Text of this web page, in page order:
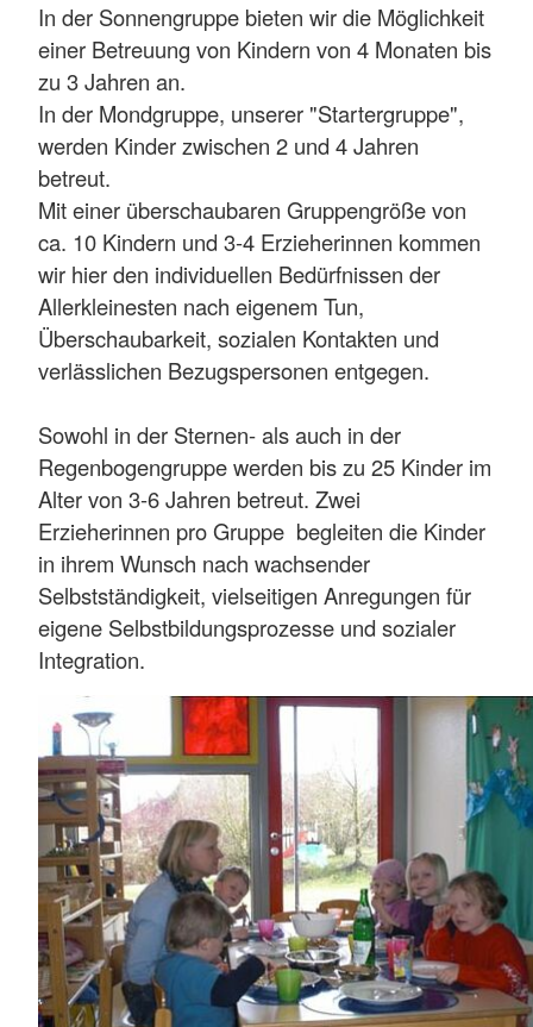
In der Sonnengruppe bieten wir die Möglichkeit
einer Betreuung von Kindern von 4 Monaten bis
zu 3 Jahren an.
In der Mondgruppe, unserer "Startergruppe",
werden Kinder zwischen 2 und 4 Jahren
betreut.
Mit einer überschaubaren Gruppengröße von
ca. 10 Kindern und 3-4 Erzieherinnen kommen
wir hier den individuellen Bedürfnissen der
Allerkleinesten nach eigenem Tun,
Überschaubarkeit, sozialen Kontakten und
verlässlichen Bezugspersonen entgegen.
Sowohl in der Sternen- als auch in der
Regenbogengruppe werden bis zu 25 Kinder im
Alter von 3-6 Jahren betreut. Zwei
Erzieherinnen pro Gruppe begleiten die Kinder
in ihrem Wunsch nach wachsender
Selbstständigkeit, vielseitigen Anregungen für
eigene Selbstbildungsprozesse und sozialer
Integration.